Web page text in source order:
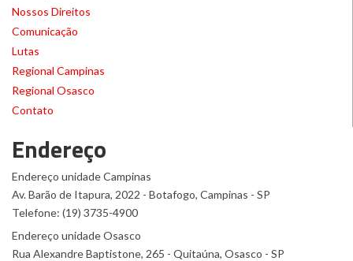
Nossos Direitos
Comunicação
Lutas
Regional Campinas
Regional Osasco
Contato
Endereço
Endereço unidade Campinas
Av. Barão de Itapura, 2022 - Botafogo, Campinas - SP
Telefone: (19) 3735-4900
Endereço unidade Osasco
Rua Alexandre Baptistone, 265 - Quitaúna, Osasco - SP